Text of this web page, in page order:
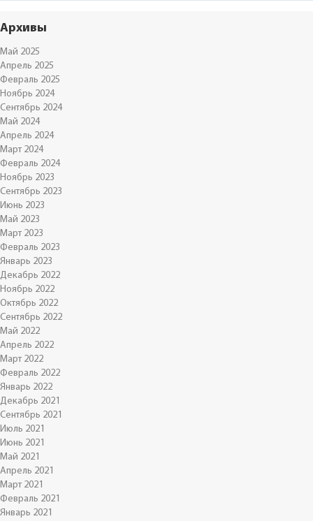
Архивы
Май 2025
Апрель 2025
Февраль 2025
Ноябрь 2024
Сентябрь 2024
Май 2024
Апрель 2024
Март 2024
Февраль 2024
Ноябрь 2023
Сентябрь 2023
Июнь 2023
Май 2023
Март 2023
Февраль 2023
Январь 2023
Декабрь 2022
Ноябрь 2022
Октябрь 2022
Сентябрь 2022
Май 2022
Апрель 2022
Март 2022
Февраль 2022
Январь 2022
Декабрь 2021
Сентябрь 2021
Июль 2021
Июнь 2021
Май 2021
Апрель 2021
Март 2021
Февраль 2021
Январь 2021